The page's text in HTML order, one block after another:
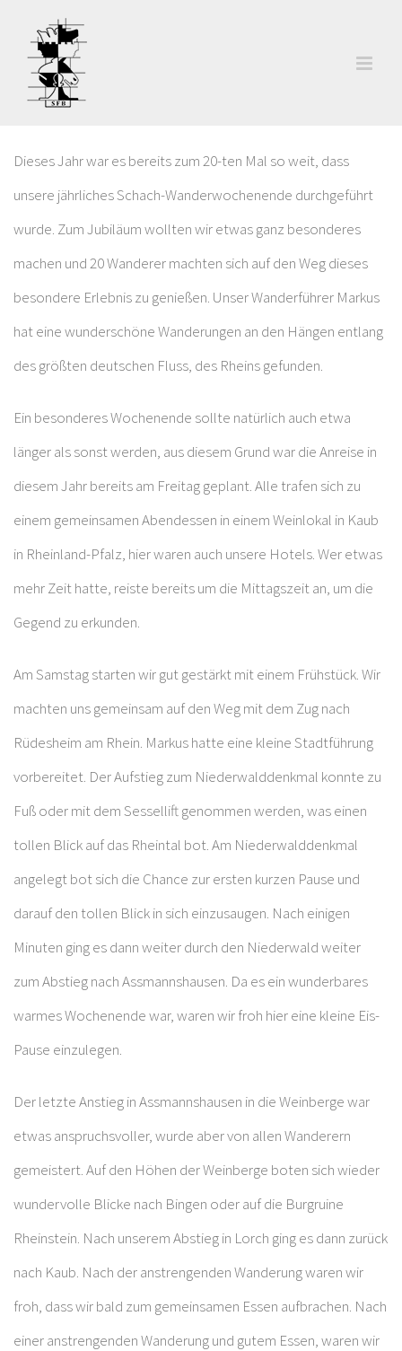
springen
Dieses Jahr war es bereits zum 20-ten Mal so weit, dass
unsere jährliches Schach-Wanderwochenende durchgeführt
wurde. Zum Jubiläum wollten wir etwas ganz besonderes
machen und 20 Wanderer machten sich auf den Weg dieses
besondere Erlebnis zu genießen. Unser Wanderführer Markus
hat eine wunderschöne Wanderungen an den Hängen entlang
des größten deutschen Fluss, des Rheins gefunden.
Ein besonderes Wochenende sollte natürlich auch etwa
länger als sonst werden, aus diesem Grund war die Anreise in
diesem Jahr bereits am Freitag geplant. Alle trafen sich zu
einem gemeinsamen Abendessen in einem Weinlokal in Kaub
in Rheinland-Pfalz, hier waren auch unsere Hotels. Wer etwas
mehr Zeit hatte, reiste bereits um die Mittagszeit an, um die
Gegend zu erkunden.
Am Samstag starten wir gut gestärkt mit einem Frühstück. Wir
machten uns gemeinsam auf den Weg mit dem Zug nach
Rüdesheim am Rhein. Markus hatte eine kleine Stadtführung
vorbereitet. Der Aufstieg zum Niederwalddenkmal konnte zu
Fuß oder mit dem Sessellift genommen werden, was einen
tollen Blick auf das Rheintal bot. Am Niederwalddenkmal
angelegt bot sich die Chance zur ersten kurzen Pause und
darauf den tollen Blick in sich einzusaugen. Nach einigen
Minuten ging es dann weiter durch den Niederwald weiter
zum Abstieg nach Assmannshausen. Da es ein wunderbares
warmes Wochenende war, waren wir froh hier eine kleine Eis-
Pause einzulegen.
Der letzte Anstieg in Assmannshausen in die Weinberge war
etwas anspruchsvoller, wurde aber von allen Wanderern
gemeistert. Auf den Höhen der Weinberge boten sich wieder
wundervolle Blicke nach Bingen oder auf die Burgruine
Rheinstein. Nach unserem Abstieg in Lorch ging es dann zurück
nach Kaub. Nach der anstrengenden Wanderung waren wir
froh, dass wir bald zum gemeinsamen Essen aufbrachen. Nach
einer anstrengenden Wanderung und gutem Essen, waren wir